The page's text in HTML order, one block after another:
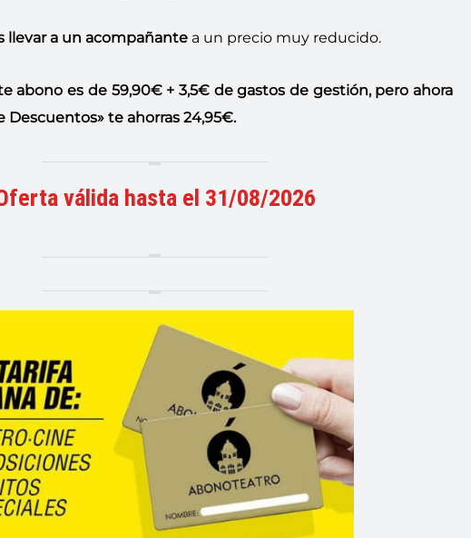
llevar a un acompañante a un precio muy reducido.
abono es de 59,90€ + 3,5€ de gastos de gestión, pero ahora
Descuentos» te ahorras 24,95€.
válida hasta el 31/08/2026